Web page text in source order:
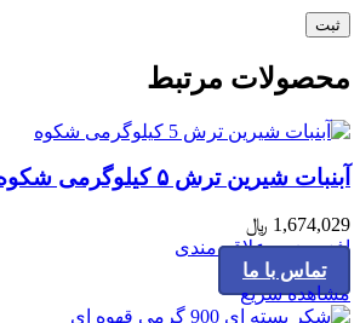
محصولات مرتبط
آبنبات شیرین ترش ۵ کیلوگرمی شکوه
1,674,029 ﷼
افزودن به علاقه مندی
تماس با ما
مشاهده سریع